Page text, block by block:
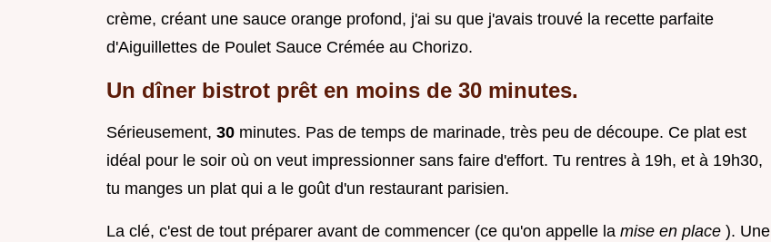
crème, créant une sauce orange profond, j'ai su que j'avais trouvé la recette parfaite
d'Aiguillettes de Poulet Sauce Crémée au Chorizo.
Un dîner bistrot prêt en moins de 30 minutes.
Sérieusement, 30 minutes. Pas de temps de marinade, très peu de découpe. Ce plat est
idéal pour le soir où on veut impressionner sans faire d'effort. Tu rentres à 19h, et à 19h30,
tu manges un plat qui a le goût d'un restaurant parisien.
La clé, c'est de tout préparer avant de commencer (ce qu'on appelle la mise en place ). Une